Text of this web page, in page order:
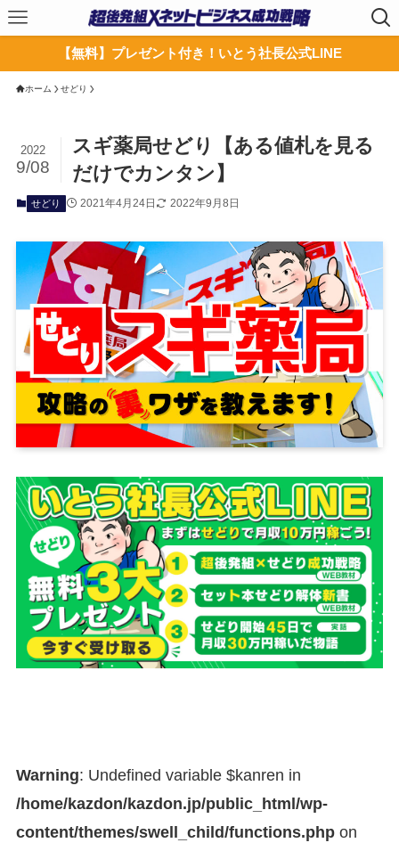
【無料】プレゼント付き！いとう社長公式LINE
ホーム せどり
スギ薬局せどり【ある値札を見る
だけでカンタン】
2022
9/08
せどり 2021年4月24日 2022年9月8日
Warning: Undefined variable $kanren in
/home/kazdon/kazdon.jp/public_html/wp-
content/themes/swell_child/functions.phpon